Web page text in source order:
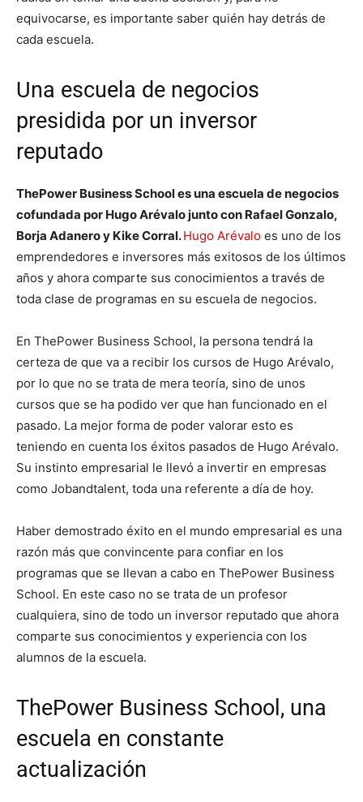
equivocarse, es importante saber quién hay detrás de
cada escuela.
Una escuela de negocios
presidida por un inversor
reputado
ThePower Business School es una escuela de negocios
cofundada por Hugo Arévalo junto con Rafael Gonzalo,
Borja Adanero y Kike Corral.Hugo Arévalo es uno de los
emprendedores e inversores más exitosos de los últimos
años y ahora comparte sus conocimientos a través de
toda clase de programas en su escuela de negocios.
En ThePower Business School, la persona tendrá la
certeza de que va a recibir los cursos de Hugo Arévalo,
por lo que no se trata de mera teoría, sino de unos
cursos que se ha podido ver que han funcionado en el
pasado. La mejor forma de poder valorar esto es
teniendo en cuenta los éxitos pasados de Hugo Arévalo.
Su instinto empresarial le llevó a invertir en empresas
como Jobandtalent, toda una referente a día de hoy.
Haber demostrado éxito en el mundo empresarial es una
razón más que convincente para confiar en los
programas que se llevan a cabo en ThePower Business
School. En este caso no se trata de un profesor
cualquiera, sino de todo un inversor reputado que ahora
comparte sus conocimientos y experiencia con los
alumnos de la escuela.
ThePower Business School, una
escuela en constante
actualización